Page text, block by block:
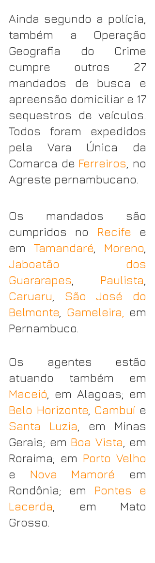
Ainda segundo a polícia,
também a Operação
Geografia do Crime
cumpre outros 27
mandados de busca e
apreensão domiciliar e 17
sequestros de veículos.
Todos foram expedidos
pela Vara Única da
Comarca de Ferreiros , no
Agreste pernambucano.
Os mandados são
cumpridos no Recife e
em Tamandaré Moreno
Jaboatão dos
Guararapes
Paulista
Caruaru
São José do
Belmonte
Gameleira, em
Pernambuco.
Os agentes estão
Maceió
Belo Horizonte, Cambuí
Santa Luzia , em Minas
Gerais; em Boa Vista , em
Roraima; em Porto Velho
e Nova Mamoré em
Rondônia; em Pontes e
Lacerda , em Mato
Grosso.